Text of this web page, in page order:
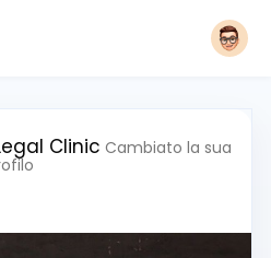
Clinic Cambiato la sua